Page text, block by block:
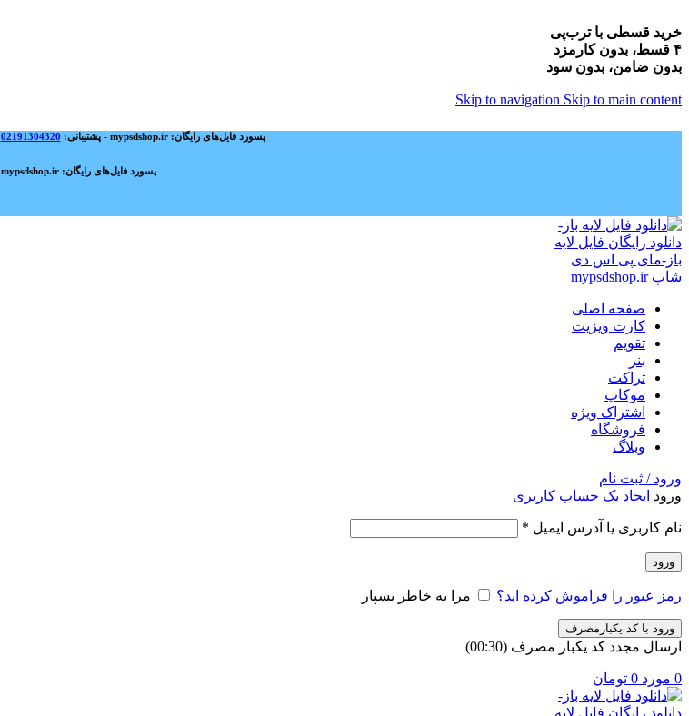
خرید قسطی با ترب‌پی
۴ قسط، بدون کارمزد
بدون ضامن، بدون سود
Skip to navigation Skip to main content
پسورد فایل‌های رایگان: mypsdshop.ir - پشتیبانی: arshiya_ag@yahoo.com 02191304320
پسورد فایل‌های رایگان: mypsdshop.ir
صفحه اصلی
کارت ویزیت
تقویم
بنر
تراکت
موکاپ
اشتراک ویژه
فروشگاه
وبلاگ
ورود / ثبت نام
ورود ایجاد یک حساب کاربری
نام کاربری یا آدرس ایمیل *
ورود
رمز عبور را فراموش کرده اید؟ مرا به خاطر بسپار
ورود با کد یکبارمصرف
ارسال مجدد کد یکبار مصرف (00:
30
)
0 مورد 0 تومان